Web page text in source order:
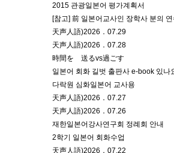
2015 관광일본어 평가계획서
天声人語)2026．07.29
天声人語)2026．07.28
時間を 送るvs過ごす
일본어 회화 길벗 출판사 e-book 있나
다락원 심화일본어 교사용
天声人語)2026．07.27
天声人語)2026．07.26
재한일본어강사연구회 정례회 안내
2학기 일본어 회화수업
天声人語)2026．07.22